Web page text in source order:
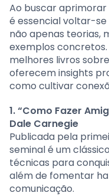
Ao buscar aprimorar
é essencial voltar-
não apenas teorias,
exemplos
melhores livros
oferecem insights
como cultivar
1. “Como Fazer
Dale Carnegie
Publicada pela
seminal é um
técnicas para
além de fomentar
comunicação.